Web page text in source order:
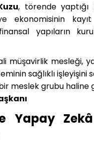
, törende yaptığı
ekonomisinin
yapıların
müşavirlik mesleği,
sağlıklı işleyişini
meslek grubu haline
Yapay Zekâ